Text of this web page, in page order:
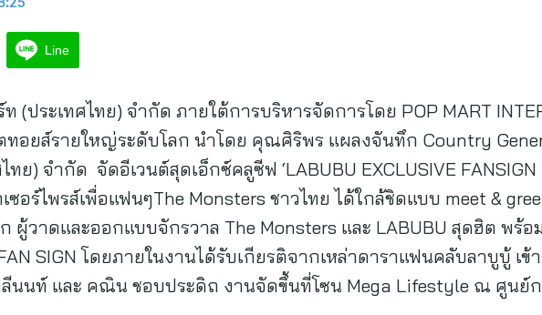
Line
(ประเทศไทย) จำกัด ภายใต้การบริหารจัดการโดย POP MART
อยส์รายใหญ่ระดับโลก นำโดย คุณศิริพร แผลงจันทึก Country
ย) จำกัด จัดอีเวนต์สุดเอ็กซ์คลูซีฟ ‘LABUBU EXCLUSIVE FANSIGN
ซอร์ไพรส์เพื่อแฟนๆThe Monsters ชาวไทย ได้ใกล้ชิดแบบ meet &
ผู้วาดและออกแบบจักรวาล The Monsters และ LABUBU สุดฮิต พร้อ
SIGN โดยภายในงานได้รับเกียรติจากเหล่าดาราแฟนคลับลาบูบู้ เข้
นนท์ และ คณิน ชอบประดิถ งานจัดขึ้นที่โซน Mega Lifestyle ณ ศูนย์ก